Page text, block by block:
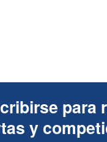
para
y